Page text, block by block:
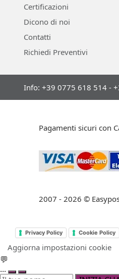
Certificazioni
Dicono di noi
Contatti
Richiedi Preventivi
Info: +39 0775 618 514 -
Pagamenti sicuri con
2007 - 2026 ©
Privacy Policy Cookie Policy
Aggiorna impostazioni cookie
💬
...